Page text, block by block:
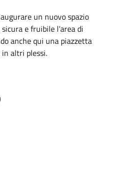
un nuovo spazio
e fruibile l’area di
anche qui una piazzetta
altri plessi.